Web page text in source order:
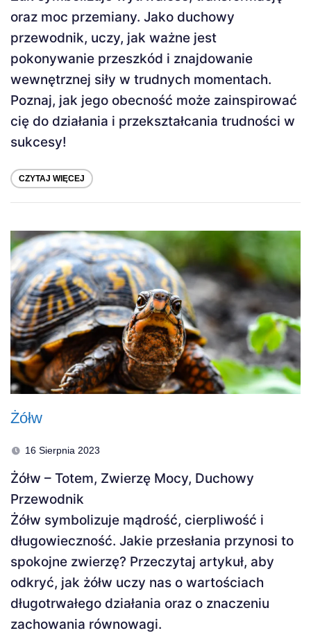
oraz moc przemiany. Jako duchowy
przewodnik, uczy, jak ważne jest
pokonywanie przeszkód i znajdowanie
wewnętrznej siły w trudnych momentach.
Poznaj, jak jego obecność może zainspirować
cię do działania i przekształcania trudności w
sukcesy!
CZYTAJ WIĘCEJ
Żółw
16 Sierpnia 2023
Żółw – Totem, Zwierzę Mocy, Duchowy
Przewodnik
Żółw symbolizuje mądrość, cierpliwość i
długowieczność. Jakie przesłania przynosi to
spokojne zwierzę? Przeczytaj artykuł, aby
odkryć, jak żółw uczy nas o wartościach
długotrwałego działania oraz o znaczeniu
zachowania równowagi.